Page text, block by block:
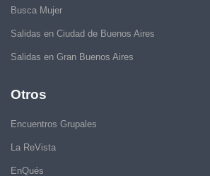
Busca Mujer
Salidas en Ciudad de Buenos Aires
Salidas en Gran Buenos Aires
Otros
Encuentros Grupales
La ReVista
EnQués